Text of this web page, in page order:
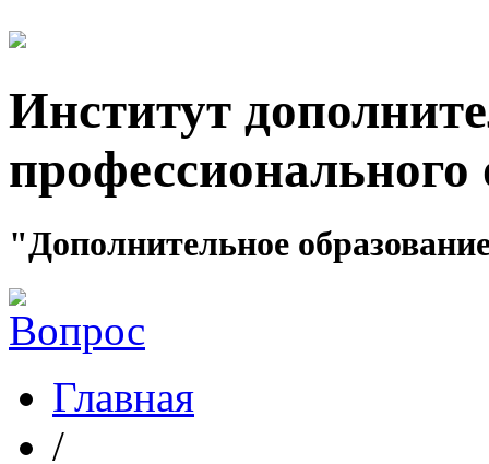
Институт
профессионального
"Дополнительное
Главная
/